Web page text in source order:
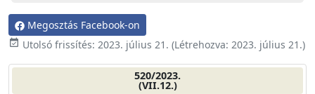
Megosztás Facebook-on
event_available Utolsó frissítés: 2023. július 21. (Létrehozva: 2023. július 21.)
520/2023.
(VII.12.)